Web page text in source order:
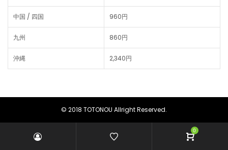
中国 / 四国 960円
九州 860円
沖縄 2,340円
© 2018 TOTONOU Allright Reserved.
0